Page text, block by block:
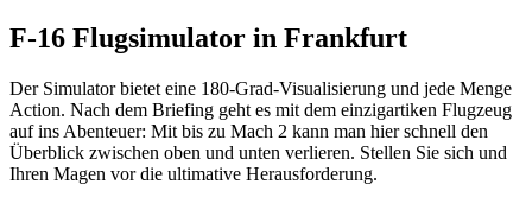
F-16 Flugsimulator in Frankfurt
Der Simulator bietet eine 180-Grad-Visualisierung und jede Menge
Action. Nach dem Briefing geht es mit dem einzigartiken Flugzeug
auf ins Abenteuer: Mit bis zu Mach 2 kann man hier schnell den
Überblick zwischen oben und unten verlieren. Stellen Sie sich und
Ihren Magen vor die ultimative Herausforderung.